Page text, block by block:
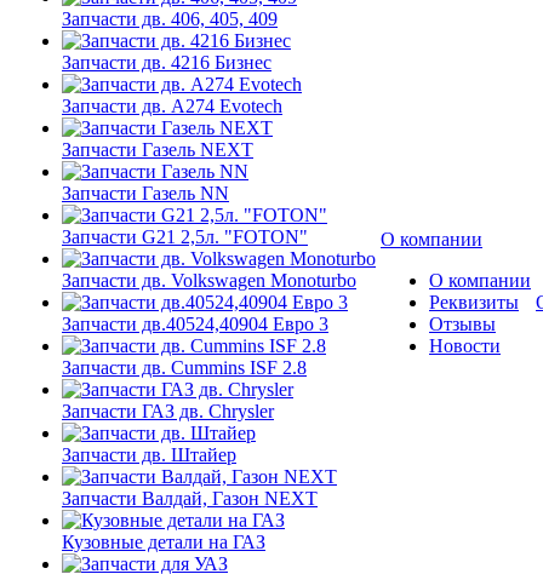
Запчасти дв. 406, 405, 409
Запчасти дв. 4216 Бизнес
Запчасти дв. A274 Evotech
Запчасти Газель NEXT
Запчасти Газель NN
Запчасти G21 2,5л. "FOTON"
Запчасти дв. Volkswagen Monoturbo
Запчасти дв.40524,40904 Евро 3
Запчасти дв. Cummins ISF 2.8
Запчасти ГАЗ дв. Chrysler
Запчасти дв. Штайер
Запчасти Валдай, Газон NEXT
Кузовные детали на ГАЗ
О компании
О компании
Реквизиты
Отзывы
Новости